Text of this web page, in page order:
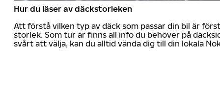
Hur du läser av däckstorleken
Att förstå vilken typ av däck som passar din bil är
storlek. Som tur är finns all info du behöver på
svårt att välja, kan du alltid vända dig till din lokala